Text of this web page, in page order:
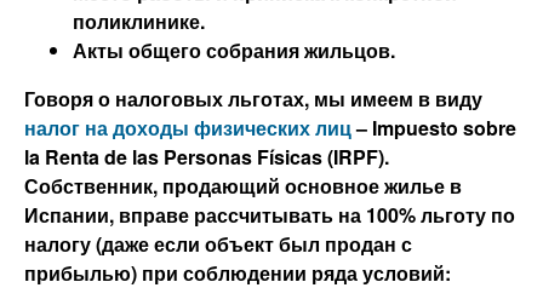
поликлинике.
Акты общего собрания жильцов.
Говоря о налоговых льготах, мы имеем в виду
налог на доходы физических лиц– Impuesto sobre
la Renta de las Personas Físicas (IRPF).
Собственник, продающий основное жилье в
Испании, вправе рассчитывать на 100% льготу по
налогу (даже если объект был продан с
прибылью) при соблюдении ряда условий: